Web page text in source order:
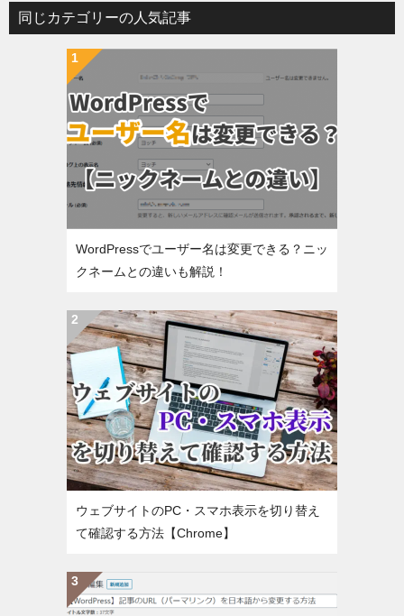
同じカテゴリーの人気記事
WordPressでユーザー名は変更できる？ニッ
クネームとの違いも解説！
ウェブサイトのPC・スマホ表示を切り替え
て確認する方法【Chrome】